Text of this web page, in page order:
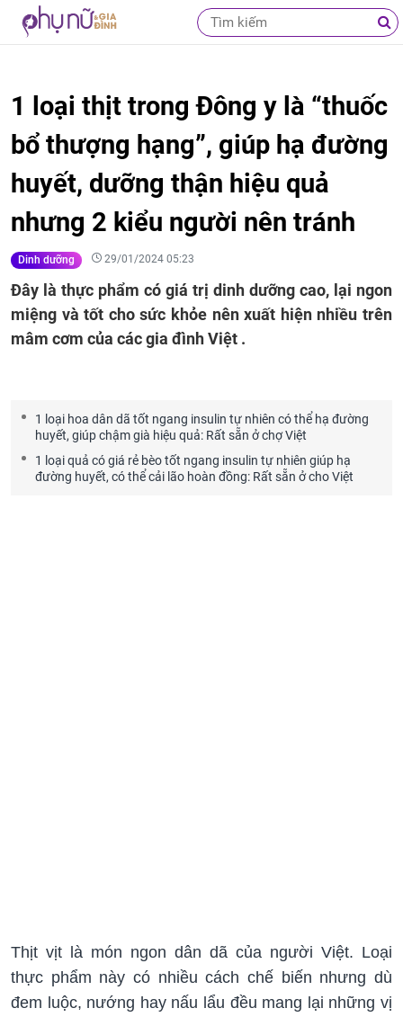
1 loại thịt trong Đông y là “thuốc
bổ thượng hạng”, giúp hạ đường
huyết, dưỡng thận hiệu quả
nhưng 2 kiểu người nên tránh
Dinh dưỡng 29/01/2024 05:23
Đây là thực phẩm có giá trị dinh dưỡng cao, lại ngon
miệng và tốt cho sức khỏe nên xuất hiện nhiều trên
mâm cơm của các gia đình Việt .
1 loại hoa dân dã tốt ngang insulin tự nhiên có thể hạ đường
huyết, giúp chậm già hiệu quả: Rất sẵn ở chợ Việt
1 loại quả có giá rẻ bèo tốt ngang insulin tự nhiên giúp hạ
đường huyết, có thể cải lão hoàn đồng: Rất sẵn ở cho Việt
Thịt vịt là món ngon dân dã của người Việt. Loại
thực phẩm này có nhiều cách chế biến nhưng dù
đem luộc, nướng hay nấu lẩu đều mang lại những vị